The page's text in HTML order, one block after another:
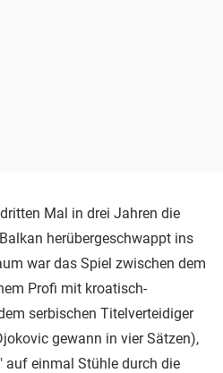
Mal in drei Jahren die
herübergeschwappt ins
war das Spiel zwischen dem
Profi mit kroatisch-
serbischen Titelverteidiger
gewann in vier Sätzen),
auf einmal Stühle durch die